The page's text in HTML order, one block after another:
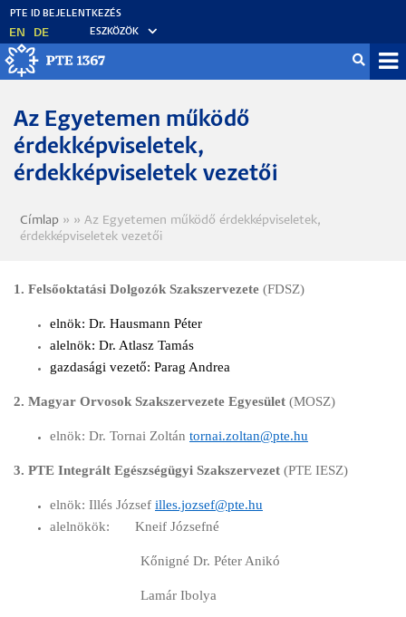
Ugrás
tartalomra
EN DE ESZKÖZÖK
Az Egyetemen működő
érdekképviseletek,
érdekképviseletek vezetői
Morzsa
Címlap
Az Egyetemen működő érdekképviseletek,
érdekképviseletek vezetői
1. Felsőoktatási Dolgozók Szakszervezete (FDSZ)
elnök: Dr. Hausmann Péter
alelnök: Dr. Atlasz Tamás
gazdasági vezető: Parag Andrea
2. Magyar Orvosok Szakszervezete Egyesület (MOSZ)
elnök: Dr. Tornai Zoltán tornai.zoltan@pte.hu
3. PTE Integrált Egészségügyi Szakszervezet (PTE IESZ)
elnök: Illés József illes.jozsef@pte.hu
alelnökök: Kneif Józsefné
Kőnigné Dr. Péter Anikó
Lamár Ibolya